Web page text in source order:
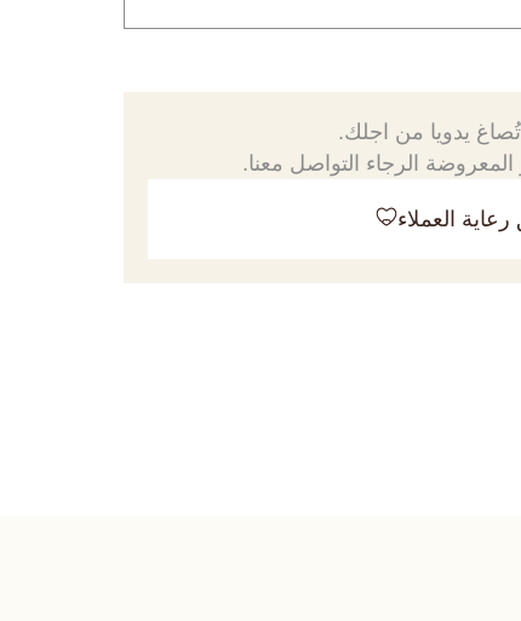
يدويا من اجلك.
الرجاء التواصل معنا.
العملاء